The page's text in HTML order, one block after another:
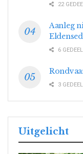
22
Aanleg
6
3
Uitgelicht